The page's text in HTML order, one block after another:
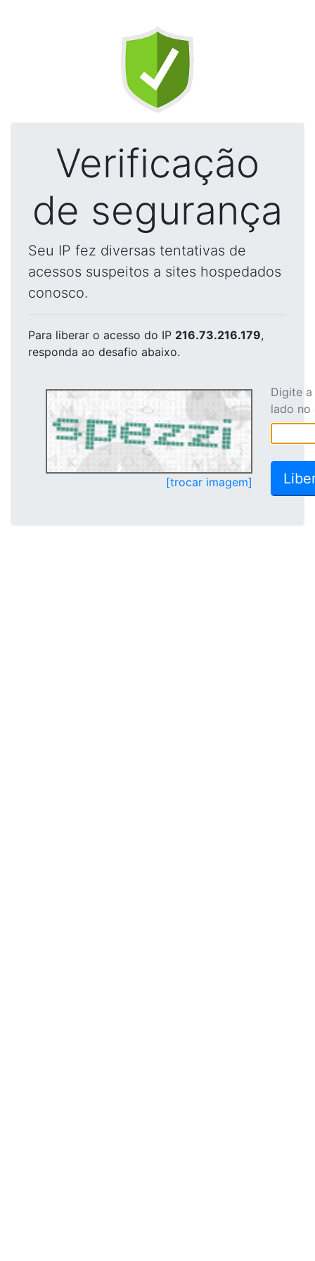
Verificação
de segurança
Seu IP fez diversas tentativas de
acessos suspeitos a sites hospedados
conosco.
Para liberar o acesso do IP 216.73.216.179,
responda ao desafio abaixo.
[trocar imagem]
Digite
lado no